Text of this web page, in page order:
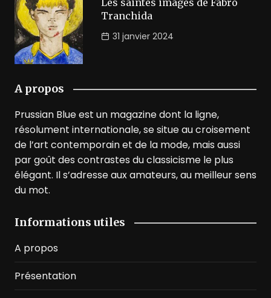
Les saintes images de Fabro
Tranchida
31 janvier 2024
A propos
Prussian Blue est un magazine dont la ligne,
résolument internationale, se situe au croisement
de l’art contemporain et de la mode, mais aussi
par goût des contrastes du classicisme le plus
élégant. Il s’adresse aux amateurs, au meilleur sens
du mot.
Informations utiles
A propos
Présentation